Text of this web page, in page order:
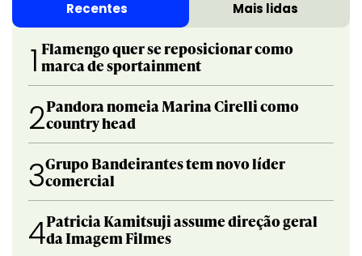
Recentes Mais lidas
1 Flamengo quer se reposicionar como
marca de sportainment
2Pandora nomeia Marina Cirelli como
country head
3Grupo Bandeirantes tem novo líder
comercial
4Patricia Kamitsuji assume direção geral
da Imagem Filmes